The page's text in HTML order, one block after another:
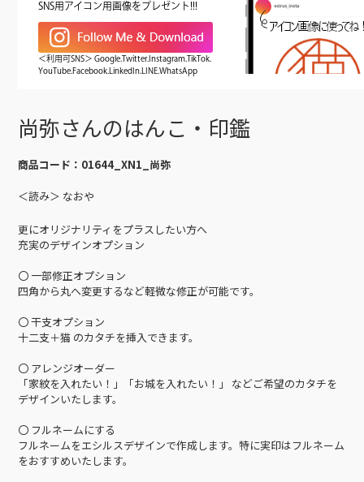
SNS用アイコン用画像をプレゼント!!!
＜利用可SNS＞ Google.Twitter.Instagram.TikTok.
YouTube.Facebook.LinkedIn.LINE.WhatsApp
尚弥さんのはんこ・印鑑
商品コード： 01644_XN1_尚弥
＜読み＞ なおや
更にオリジナリティをプラスしたい方へ
充実のデザインオプション
〇 一部修正オプション
四角から丸へ変更するなど軽微な修正が可能です。
〇 干支オプション
十二支＋猫 のカタチを挿入できます。
〇 アレンジオーダー
「家紋を入れたい！」「お城を入れたい！」 などご希望のカタチを
デザインいたします。
〇 フルネームにする
フルネームをエシルスデザインで作成します。特に実印はフルネーム
をおすすめいたします。